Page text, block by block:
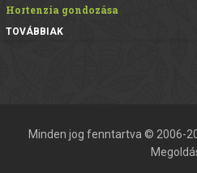
Hortenzia gondozása
TOVÁBBIAK
Minden jog fenntartva © 2006-